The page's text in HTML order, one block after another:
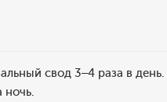
свод 3–4 раза в
ночь.